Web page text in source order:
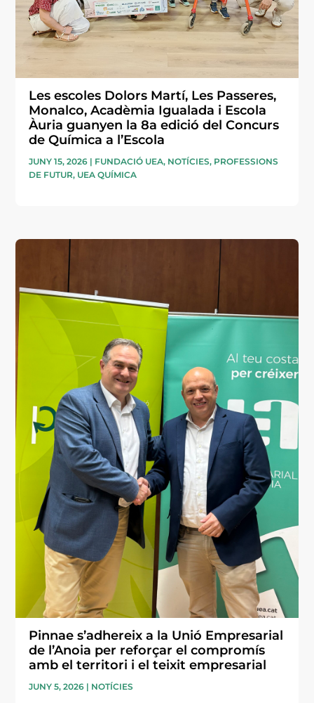
Les escoles Dolors Martí, Les Passeres,
Monalco, Acadèmia Igualada i Escola
Àuria guanyen la 8a edició del Concurs
de Química a l’Escola
JUNY 15, 2026 | FUNDACIÓ UEA, NOTÍCIES, PROFESSIONS
DE FUTUR, UEA QUÍMICA
Pinnae s’adhereix a la Unió Empresarial
de l’Anoia per reforçar el compromís
amb el territori i el teixit empresarial
JUNY 5, 2026 | NOTÍCIES